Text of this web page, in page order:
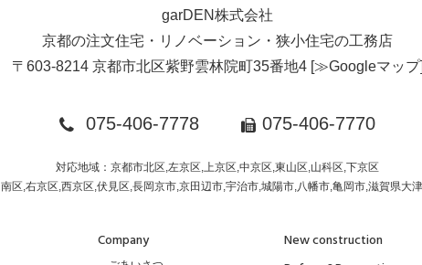
garDEN株式会社
京都の注文住宅・リノベーション・狭小住宅の工務店
〒603-8214 京都市北区紫野雲林院町35番地4[≫Googleマップ]
075-406-7778 075-406-7770
対応地域：京都市北区,左京区,上京区,中京区,東山区,山科区,下京区
南区,右京区,西京区,伏見区,長岡京市,京田辺市,宇治市,城陽市,八幡市,亀岡市,滋賀県大
Company
New construction